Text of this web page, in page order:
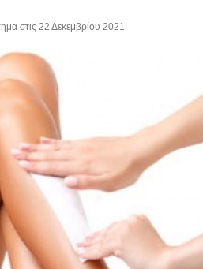
στις22 Δεκεμβρίου 2021